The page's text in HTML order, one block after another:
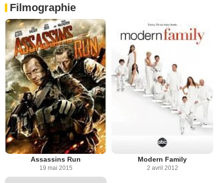
Filmographie
Assassins Run
19 mai 2015
Modern Family
2 avril 2012